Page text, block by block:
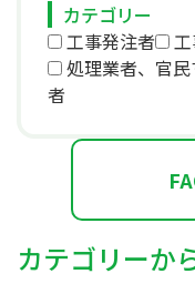
カテゴリー
工事発注者
処理業者、官
者
カテゴリーか